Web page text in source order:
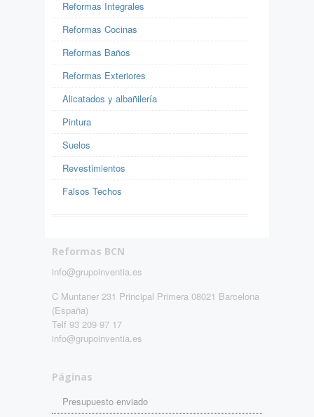
Reformas Integrales
Reformas Cocinas
Reformas Baños
Reformas Exteriores
Alicatados y albañilería
Pintura
Suelos
Revestimientos
Falsos Techos
Reformas BCN
info@grupoinventia.es
C Muntaner 231 Principal Primera 08021 Barcelona
(España)
Telf 93 209 97 17
info@grupoinventia.es
Páginas
Presupuesto enviado